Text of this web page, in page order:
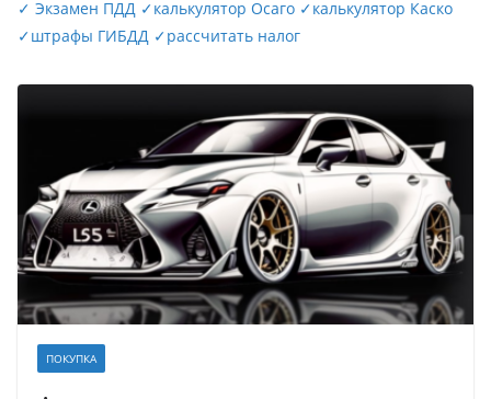
✓ Экзамен ПДД ✓калькулятор Осаго ✓калькулятор Каско
✓штрафы ГИБДД ✓рассчитать налог
ПОКУПКА